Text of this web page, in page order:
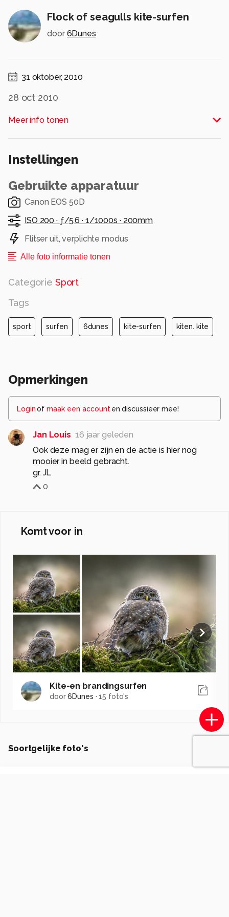
Flock of seagulls kite-surfen
door 6Dunes
31 oktober, 2010
28 oct 2010
Rider: nb
Kite-surfen in de branding van Katwijk enorm
omgeving Boskoop.
Alle rechten voorbehouden
Meer info tonen
Instellingen
Gebruikte apparatuur
Canon EOS 50D
ISO 200 · ƒ/5.6 · 1/1000s · 200mm
Flitser uit, verplichte modus
Alle foto informatie tonen
Categorie Sport
Tags
sport surfen 6dunes kite-surfen kiten. kite
Opmerkingen
Loginof maak een account en discussieer mee!
Jan Louis 16 jaar geleden
Ook deze mag er zijn en de actie is hier nog
mooier in beeld gebracht.
gr. JL
0
Komt voor in
Kite-en brandingsurfen
door6Dunes ·15 foto's
Soortgelijke foto's